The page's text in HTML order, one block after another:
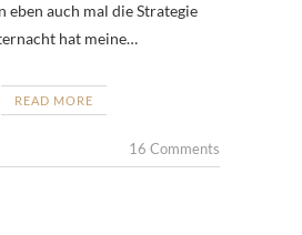
eben auch mal die Strategie
hat meine…
READ MORE
16 Comments